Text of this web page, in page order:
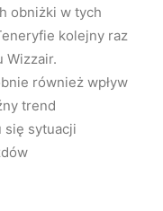
obniżki w tych
kolejny raz
Wizzair.
również wpływ
trend
się sytuacji